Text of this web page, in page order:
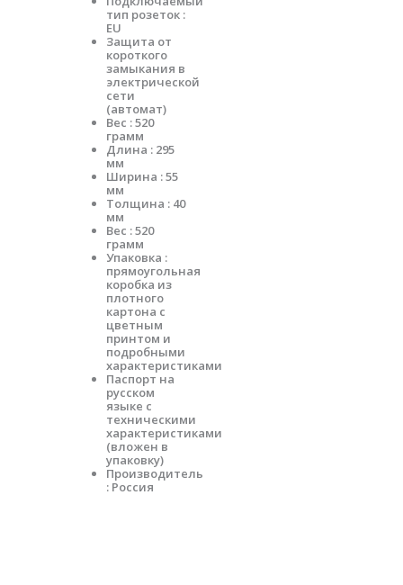
тип розеток :
EU
Защита от
короткого
замыкания в
электрической
сети
(автомат)
Вес : 520
грамм
Длина : 295
мм
Ширина : 55
мм
Толщина : 40
мм
Вес : 520
грамм
Упаковка :
прямоугольная
коробка из
плотного
картона с
цветным
принтом и
подробными
характеристиками
Паспорт на
русском
языке с
техническими
характеристиками
(вложен в
упаковку)
Производитель
: Россия